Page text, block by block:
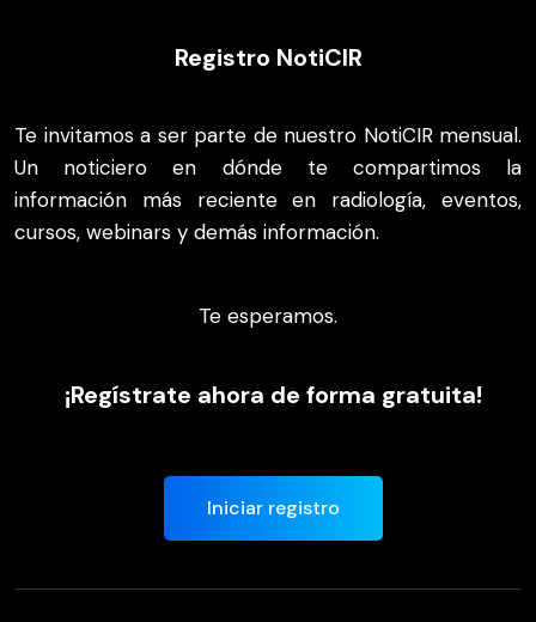
Registro NotiCIR
Te invitamos a ser parte de nuestro NotiCIR mensual.
Un noticiero en dónde te compartimos la
información más reciente en radiología, eventos,
cursos, webinars y demás información.
Te esperamos.
¡Regístrate ahora de forma gratuita!
Iniciar registro